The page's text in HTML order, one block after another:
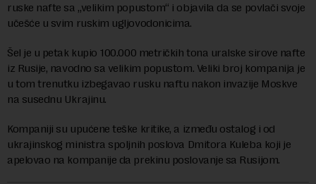
ruske nafte sa „velikim popustom“ i objavila da se povlači svoje
učešće u svim ruskim ugljovodonicima.
Šel je u petak kupio 100.000 metričkih tona uralske sirove nafte
iz Rusije, navodno sa velikim popustom. Veliki broj kompanija je
u tom trenutku izbegavao rusku naftu nakon invazije Moskve
na susednu Ukrajinu.
Kompaniji su upućene teške kritike, a između ostalog i od
ukrajinskog ministra spoljnih poslova Dmitora Kuleba koji je
apelovao na kompanije da prekinu poslovanje sa Rusijom.